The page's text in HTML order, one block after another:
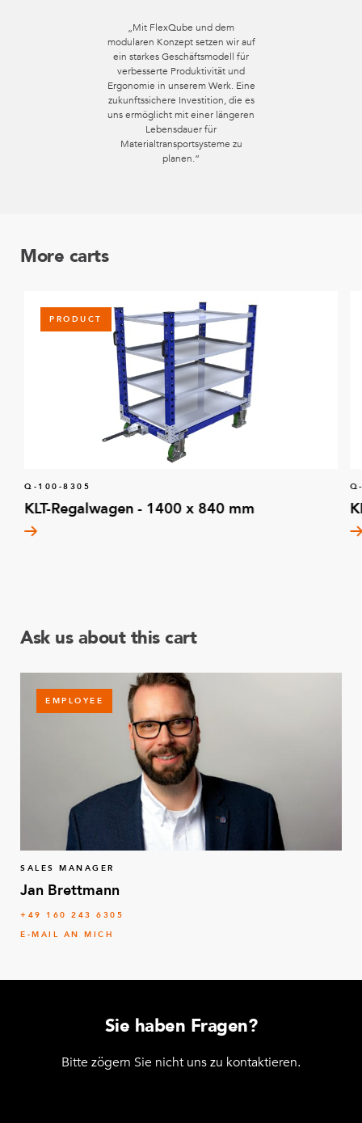
„Mit FlexQube und dem
modularen Konzept setzen wir auf
ein starkes Geschäftsmodell für
verbesserte Produktivität und
Ergonomie in unserem Werk. Eine
zukunftssichere Investition, die es
uns ermöglicht mit einer längeren
Lebensdauer für
Materialtransportsysteme zu
planen.“
More carts
PRODUCT
Q-100-8305
KLT-Regalwagen - 1400 x 840 mm
Ask us about this cart
EMPLOYEE
SALES MANAGER
Jan Brettmann
+49 160 243 6305
E-MAIL AN MICH
Sie haben Fragen?
Bitte zögern Sie nicht uns zu kontaktieren.